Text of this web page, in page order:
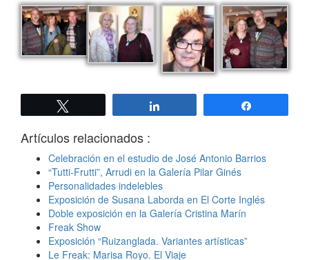
Artículos relacionados :
Celebración en el estudio de José Antonio Barrios
“Tutti-Frutti”, Arrudi en la Galería Pilar Ginés
Personalidades indelebles
Exposición de Susana Laborda en El Corte Inglés
Doble exposición en la Galería Cristina Marín
Freak Show
Exposición “Ruizanglada. Variantes artísticas”
Le Freak: Marisa Royo. El Viaje